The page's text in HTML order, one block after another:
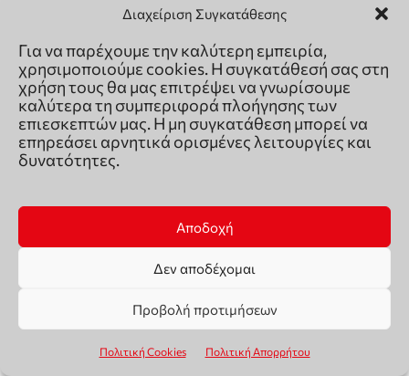
Διαχείριση Συγκατάθεσης
Για να παρέχουμε την καλύτερη εμπειρία,
χρησιμοποιούμε cookies. Η συγκατάθεσή σας στη
χρήση τους θα μας επιτρέψει να γνωρίσουμε
καλύτερα τη συμπεριφορά πλοήγησης των
επιεσκεπτών μας. Η μη συγκατάθεση μπορεί να
επηρεάσει αρνητικά ορισμένες λειτουργίες και
δυνατότητες.
Αποδοχή
Δεν αποδέχομαι
Προβολή προτιμήσεων
Πολιτική Cookies Πολιτική Απορρήτου